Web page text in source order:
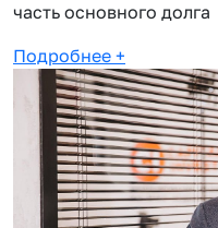
часть основного долга
Подробнее +